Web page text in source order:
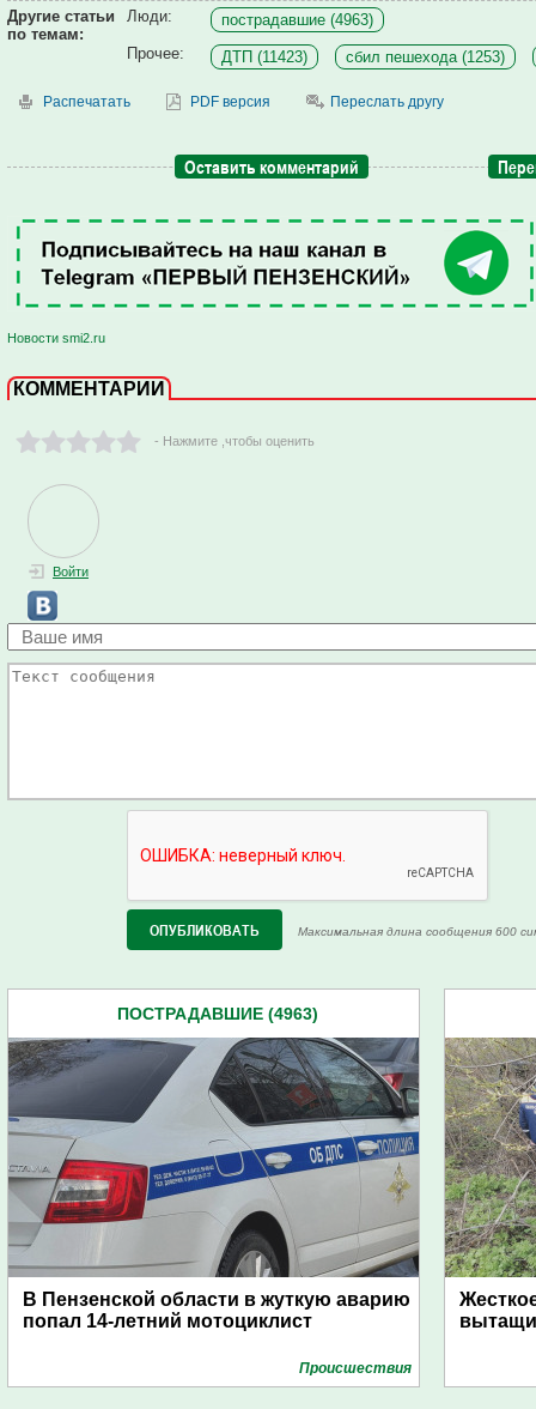
Другие статьи
по темам:
Люди:
пострадавшие (4963)
Прочее:
ДТП (11423) сбил пешехода (1253)
Распечатать PDF версия Переслать другу
Оставить комментарий
Новости smi2.ru
КОММЕНТАРИИ
- Нажмите ,чтобы оценить
Войти
Максимальная длина сообщения 600
ПОСТРАДАВШИЕ (4963)
В Пензенской области в жуткую аварию
попал 14-летний мотоциклист
Проиcшествия